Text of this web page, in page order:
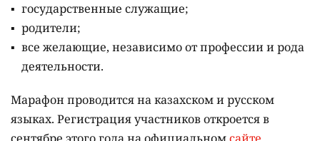
государственные служащие;
родители;
все желающие, независимо от профессии и рода
деятельности.
Марафон проводится на казахском и русском
языках. Регистрация участников откроется в